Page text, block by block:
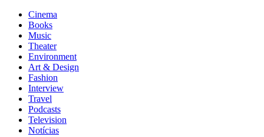
Cinema
Books
Music
Theater
Environment
Art & Design
Fashion
Interview
Travel
Podcasts
Television
Notícias